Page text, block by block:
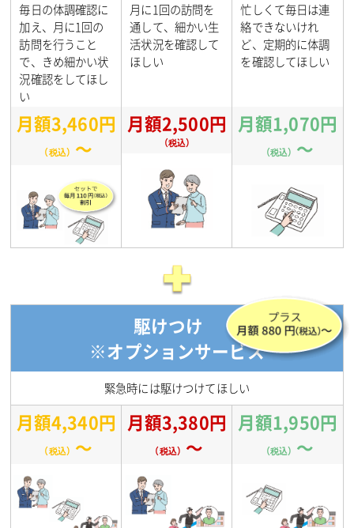
毎日の体調確認に
加え、月に1回の
訪問を行うこと
で、きめ細かい状
況確認をしてほし
い
月額3,460円
（税込） ～
月に1回の訪問を
通して、細かい生
活状況を確認して
ほしい
月額2,500円
（税込）
忙しくて毎日は連
絡できないけれ
ど、定期的に体調
を確認してほしい
月額1,070円
（税込） ～
駆けつけ
※オプションサービス
緊急時には駆けつけてほしい
月額4,340円
（税込） ～
月額3,380円
（税込） ～
月額1,950円
（税込） ～